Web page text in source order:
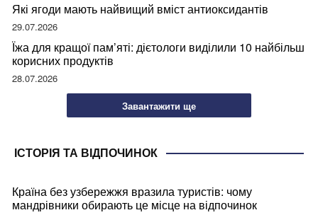
Які ягоди мають найвищий вміст антиоксидантів
29.07.2026
Їжа для кращої пам’яті: дієтологи виділили 10 найбільш
корисних продуктів
28.07.2026
Завантажити ще
ІСТОРІЯ ТА ВІДПОЧИНОК
Країна без узбережжя вразила туристів: чому
мандрівники обирають це місце на відпочинок